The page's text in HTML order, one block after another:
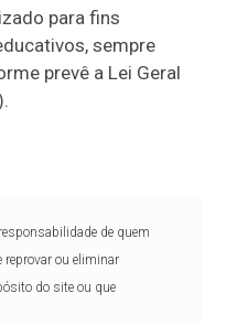
para fins
sempre
prevê a Lei Geral
de quem
reprovar ou eliminar
do site ou que